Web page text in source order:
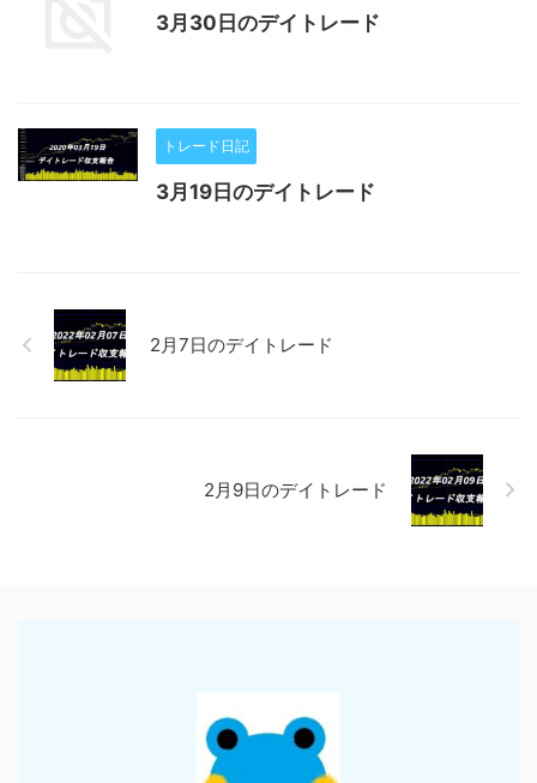
3月30日のデイトレード
トレード日記
3月19日のデイトレード
2月7日のデイトレード
2月9日のデイトレード